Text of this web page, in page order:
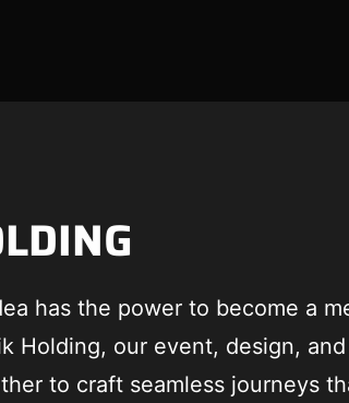
has the power to become a
Holding, our event, design,
to craft seamless journeys